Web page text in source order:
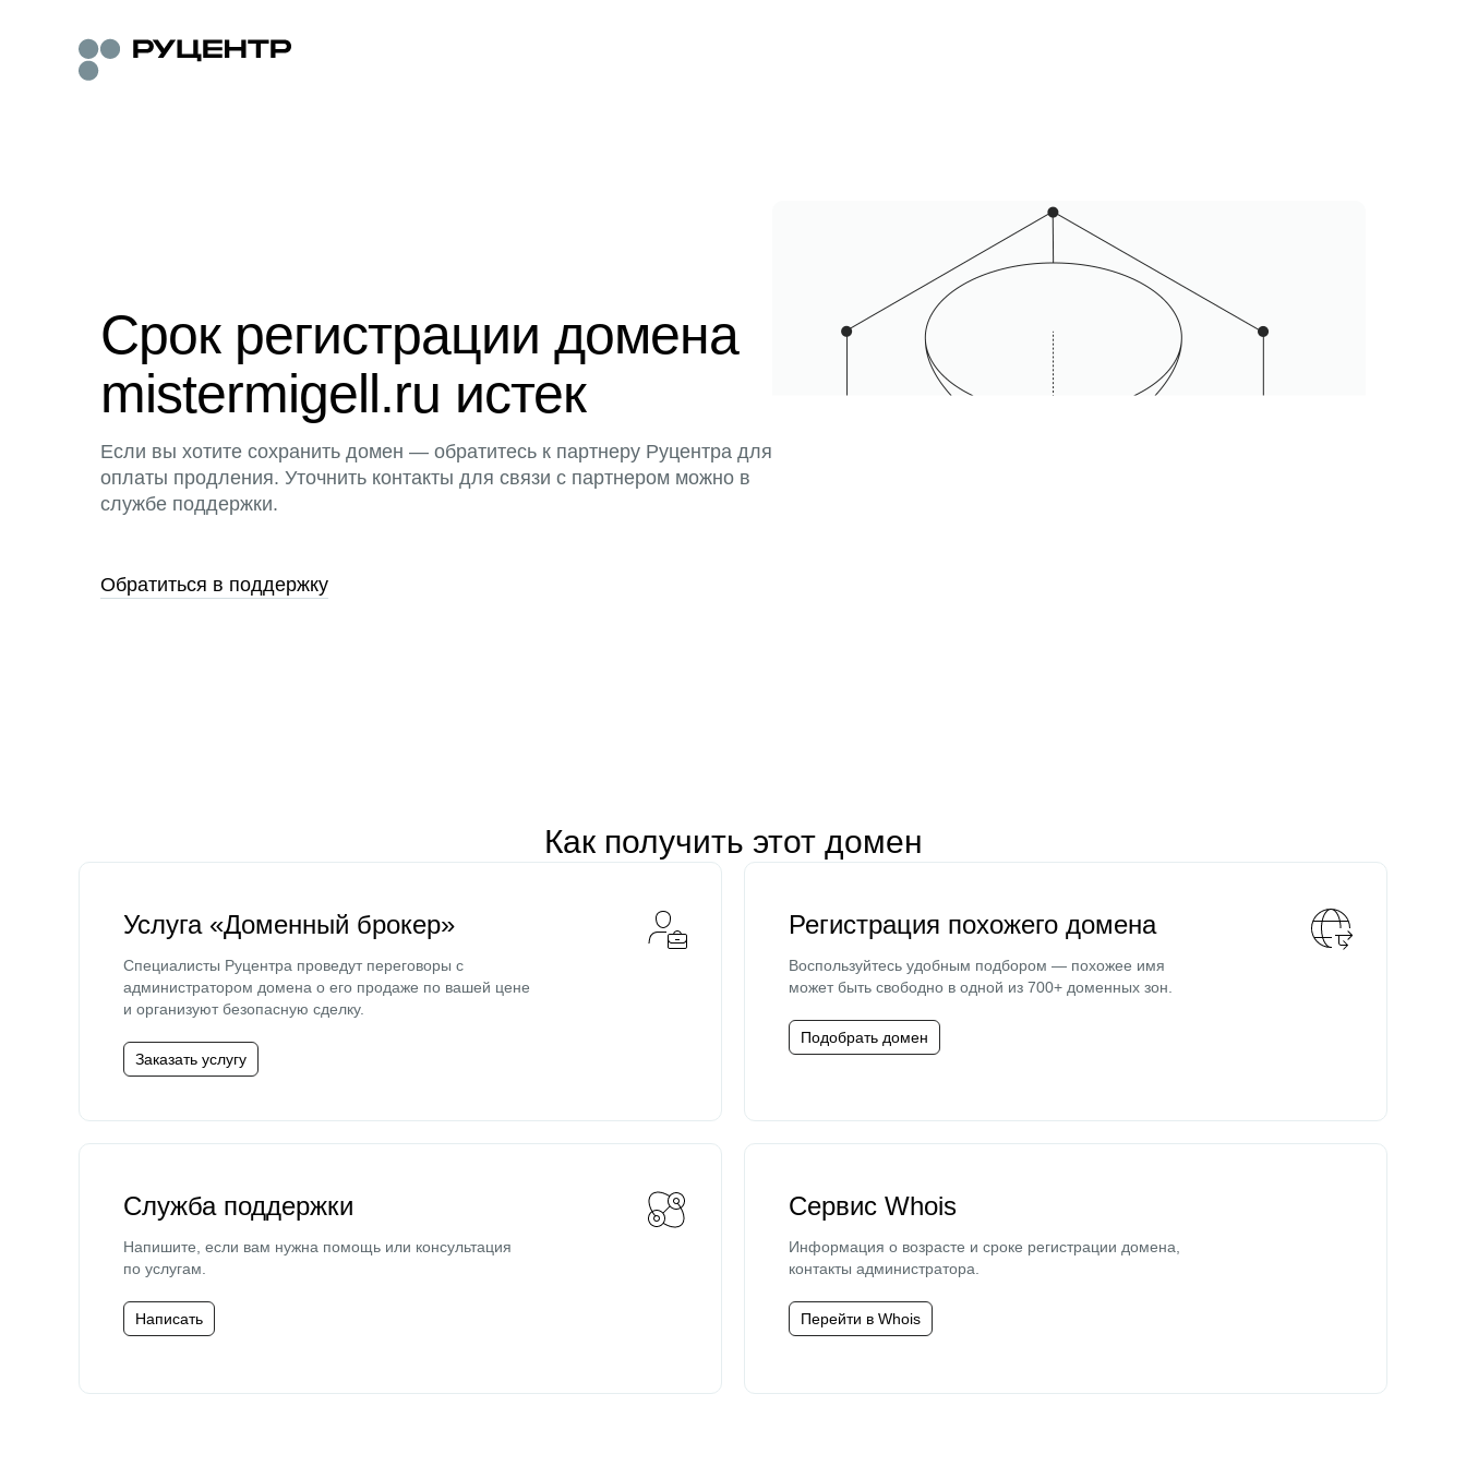
Срок регистрации домена
mistermigell.ru истек
Если вы хотите сохранить домен — обратитесь к партнеру Руцентра для
оплаты продления. Уточнить контакты для связи с партнером можно в
службе поддержки.
Обратиться в поддержку
Как получить этот домен
Услуга «Доменный брокер»
Специалисты Руцентра проведут переговоры с
администратором домена о его продаже по вашей цене
и организуют безопасную сделку.
Заказать услугу
Регистрация похожего домена
Воспользуйтесь удобным подбором — похожее имя
может быть свободно в одной из 700+ доменных зон.
Подобрать домен
Служба поддержки
Напишите, если вам нужна помощь или консультация
по услугам.
Написать
Сервис Whois
Информация о возрасте и сроке регистрации домена,
контакты администратора.
Перейти в Whois